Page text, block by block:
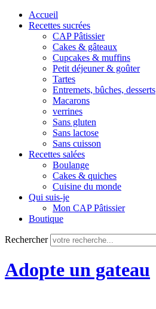
Accueil
Recettes sucrées
CAP Pâtissier
Cakes & gâteaux
Cupcakes & muffins
Petit déjeuner & goûter
Tartes
Entremets, bûches, desserts
Macarons
verrines
Sans gluten
Sans lactose
Sans cuisson
Recettes salées
Boulange
Cakes & quiches
Cuisine du monde
Qui suis-je
Mon CAP Pâtissier
Boutique
Rechercher
Adopte un gateau